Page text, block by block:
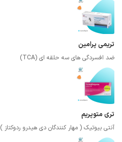
تریمی پرامین
ضد افسردگی های سه حلقه ای (TCA)
تری متوپریم
آنتی بیوتیک ( مهار کنندگان دی هیدرو ردوکتاز )